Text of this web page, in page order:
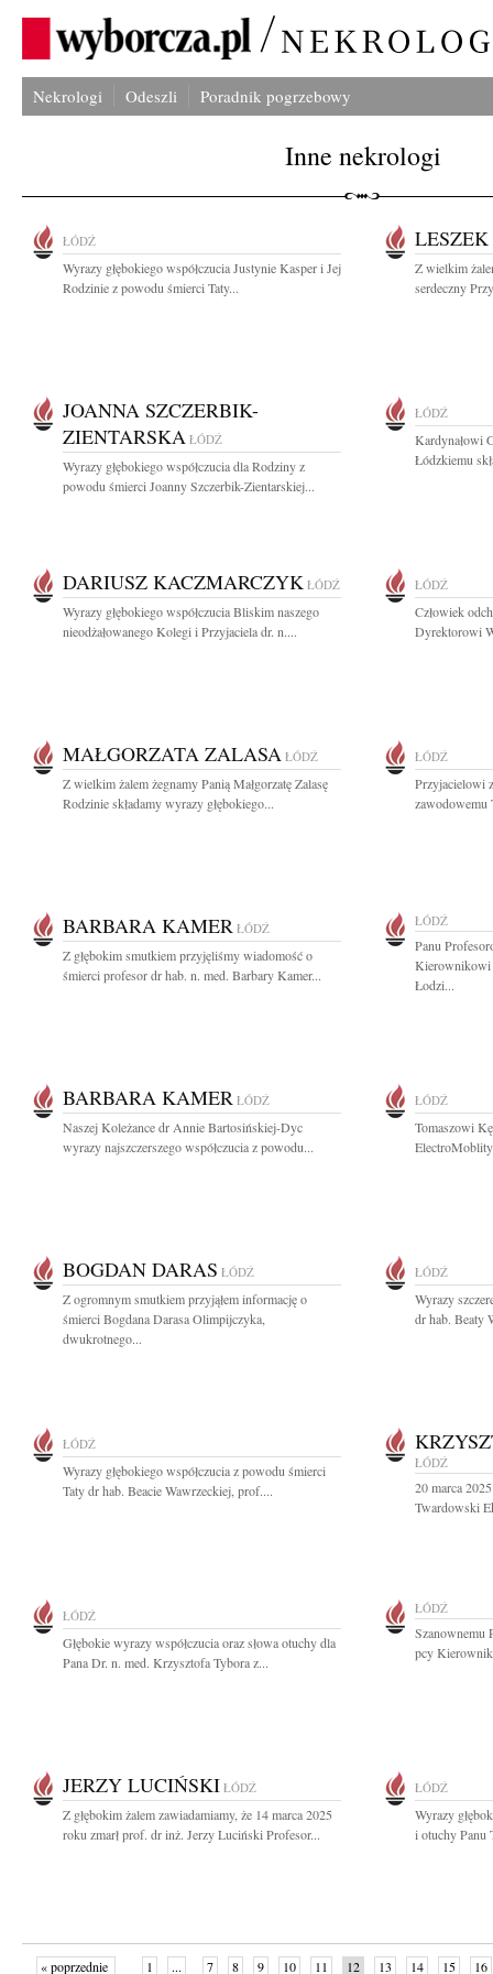
Nekrologi Odeszli Poradnik pogrzebowy
Inne nekrologi
ŁÓDŹ
Wyrazy głębokiego współczucia Justynie Kasper i Jej
Rodzinie z powodu śmierci Taty...
Z wielkim
serdeczny
JOANNA SZCZERBIK-
ZIENTARSKA ŁÓDŹ
Wyrazy głębokiego współczucia dla Rodziny z
powodu śmierci Joanny Szczerbik-Zientarskiej...
ŁÓDŹ
Kardynałowi
Łódzkiemu
DARIUSZ KACZMARCZYK ŁÓDŹ
Wyrazy głębokiego współczucia Bliskim naszego
nieodżałowanego Kolegi i Przyjaciela dr. n....
ŁÓDŹ
Człowiek
Dyrektorowi
MAŁGORZATA ZALASA ŁÓDŹ
Z wielkim żalem żegnamy Panią Małgorzatę Zalasę
Rodzinie składamy wyrazy głębokiego...
ŁÓDŹ
Przyjacielowi
zawodowemu
BARBARA KAMER ŁÓDŹ
Z głębokim smutkiem przyjęliśmy wiadomość o
śmierci profesor dr hab. n. med. Barbary Kamer...
ŁÓDŹ
Panu
Łodzi...
BARBARA KAMER ŁÓDŹ
Naszej Koleżance dr Annie Bartosińskiej-Dyc
wyrazy najszczerszego współczucia z powodu...
ŁÓDŹ
Tomaszowi
BOGDAN DARAS ŁÓDŹ
Z ogromnym smutkiem przyjąłem informację o
śmierci Bogdana Darasa Olimpijczyka,
dwukrotnego...
ŁÓDŹ
Wyrazy
dr hab. Beaty
ŁÓDŹ
Wyrazy głębokiego współczucia z powodu śmierci
Taty dr hab. Beacie Wawrzeckiej, prof....
ŁÓDŹ
20 marca
Twardowski
ŁÓDŹ
Głębokie wyrazy współczucia oraz słowa otuchy dla
Pana Dr. n. med. Krzysztofa Tybora z...
ŁÓDŹ
Szanownemu
pcy
JERZY LUCIŃSKI ŁÓDŹ
Z głębokim żalem zawiadamiamy, że 14 marca 2025
roku zmarł prof. dr inż. Jerzy Luciński Profesor...
ŁÓDŹ
Wyrazy
i otuchy Panu
« poprzednie 1 ... 7 8 9 10 11 12 13 14 15 16